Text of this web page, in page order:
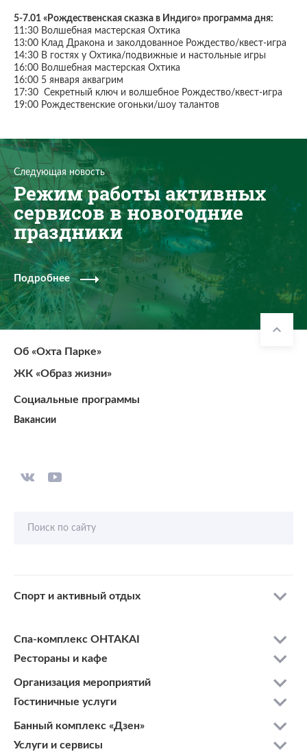
5-7.01 «Рождественская сказка в Индиго» программа дня:
11:30 Волшебная мастерская Охтика
13:00 Клад Дракона и заколдованное Рождество/квест-игра
14:30 В гостях у Охтика/подвижные и настольные игры
16:00 Волшебная мастерская Охтика
16:00 5 января аквагрим
17:30 Секретный ключ и волшебное Рождество/квест-игра
19:00 Рождественские огоньки/шоу талантов
Следующая новость
Режим работы активных
сервисов в новогодние
праздники
Подробнее
Об «Охта Парке»
ЖК «Образ жизни»
Социальные программы
Вакансии
Поиск по сайту
Спорт и активный отдых
Спа-комплекс OHTAKAI
Рестораны и кафе
Организация мероприятий
Гостиничные услуги
Банный комплекс «Дзен»
Услуги и сервисы